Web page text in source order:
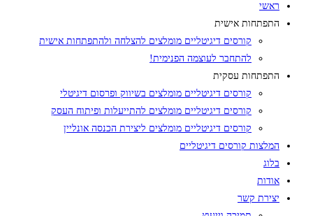
ראשי
התפתחות אישית
קורסים דיגיטליים מומלצים להצלחה ולהתפתחות אישית
להתחבר לעוצמה הפנימית!
התפתחות עסקית
קורסים דיגיטליים מומלצים בשיווק ופרסום דיגיטלי
קורסים דיגיטליים מומלצים להתייעלות ופיתוח העסק
קורסים דיגיטליים מומלצים ליצירת הכנסה אונליין
המלצות קורסים דיגיטליים
בלוג
אודות
יצירת קשר